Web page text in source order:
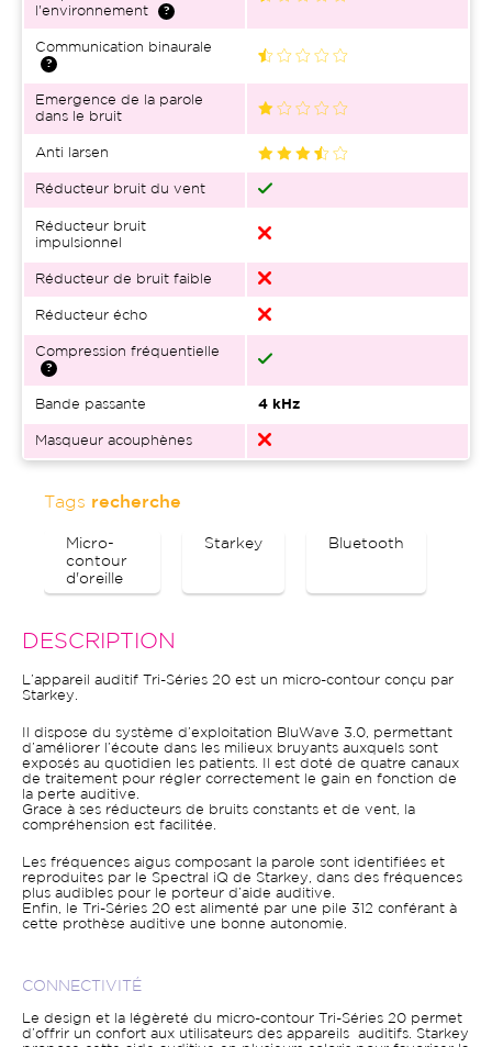
l'environnement
Communication binaurale
Emergence de la parole
dans le bruit
Anti larsen
Réducteur bruit du vent
Réducteur bruit
impulsionnel
Réducteur de bruit faible
Réducteur écho
Compression fréquentielle
Bande passante 4 kHz
Masqueur acouphènes
Tags recherche
Micro-
contour
d'oreille
Starkey Bluetooth
DESCRIPTION
L’appareil auditif Tri-Séries 20 est un micro-contour conçu par
Starkey.
Il dispose du système d’exploitation BluWave 3.0, permettant
d’améliorer l’écoute dans les milieux bruyants auxquels sont
exposés au quotidien les patients. Il est doté de quatre canaux
de traitement pour régler correctement le gain en fonction de
la perte auditive.
Grace à ses réducteurs de bruits constants et de vent, la
compréhension est facilitée.
Les fréquences aigus composant la parole sont identifiées et
reproduites par le Spectral iQ de Starkey, dans des fréquences
plus audibles pour le porteur d’aide auditive.
Enfin, le Tri-Séries 20 est alimenté par une pile 312 conférant à
cette prothèse auditive une bonne autonomie.
CONNECTIVITÉ
Le design et la légèreté du micro-contour Tri-Séries 20 permet
d’offrir un confort aux utilisateurs des appareils auditifs. Starkey